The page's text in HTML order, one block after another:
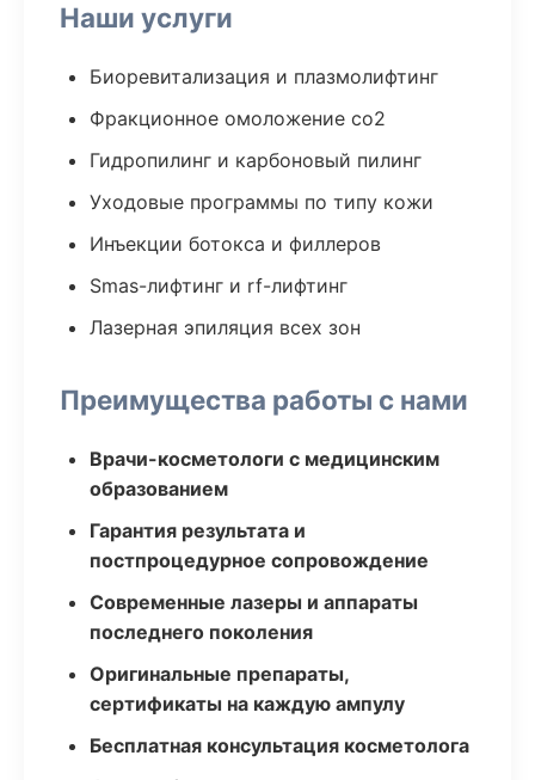
Наши услуги
Биоревитализация и плазмолифтинг
Фракционное омоложение co2
Гидропилинг и карбоновый пилинг
Уходовые программы по типу кожи
Инъекции ботокса и филлеров
Smas-лифтинг и rf-лифтинг
Лазерная эпиляция всех зон
Преимущества работы с нами
Врачи-косметологи с медицинским
образованием
Гарантия результата и
постпроцедурное сопровождение
Современные лазеры и аппараты
последнего поколения
Оригинальные препараты,
сертификаты на каждую ампулу
Бесплатная консультация косметолога